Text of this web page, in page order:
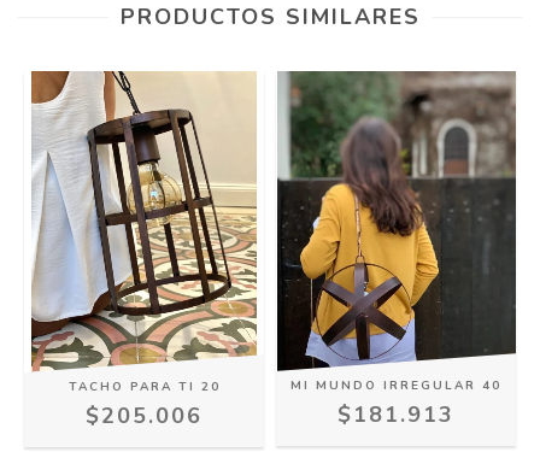
PRODUCTOS SIMILARES
TACHO PARA TI 20
$205.006
MI MUNDO IRREGULAR 40
$181.913